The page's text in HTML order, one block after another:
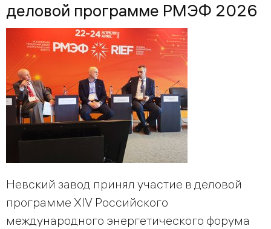
деловой программе РМЭФ 2026
Невский завод принял участие в деловой
программе XIV Российского
международного энергетического форума